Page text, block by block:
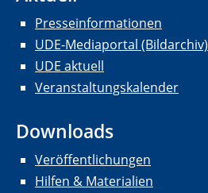
Presseinformationen
UDE-Mediaportal (Bildarchiv)
UDE aktuell
Veranstaltungskalender
Downloads
Veröffentlichungen
Hilfen & Materialien